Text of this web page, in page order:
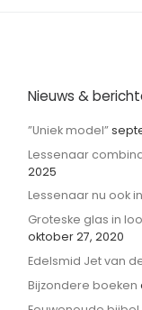
Nieuws &
”Uniek model”
Lessenaar
2025
Lessenaar nu ook
Groteske glas in
oktober 27, 2020
Edelsmid Jet van
Bijzondere boeken